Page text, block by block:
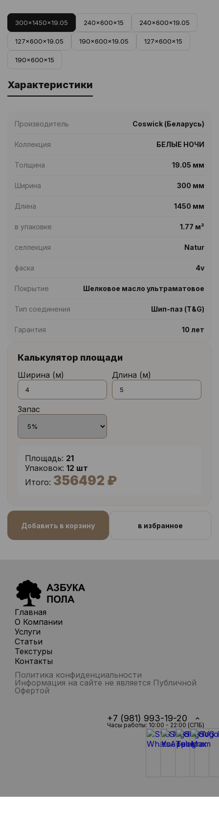
300x1450x19.05 240x600x15 240x600x19.05
127x600x19.05 190x600x19.05 127x600x15
190x600x15
Характеристики
Производитель Coswick (Беларусь)
Коллекция БЕЛЫЕ НОЧИ
Толщина 19.05 мм
Ширина 300 мм
Длина 1450 мм
в упаковке 1.77 м²
селлекция Natur
фаска 4v
Покрытие Шелковое масло ультраматовое
Тип соединения Шип-паз (T&G)
Гарантия 10 лет
Калькулятор площади
Ширина (м) Длина (м)
Запас
Площадь: 21
Упаковок: 12 шт
Итого: 356492 ₽
Добавить в корзину в избранное
Главная
О Компании
Услуги
Статьи
Текстуры
Контакты
Политика конфиденциальности
Информация на сайте не является Публичной
Офертой
+7 (981) 993-19-20
Часы работы: 10:00 - 22:00 (СПБ)